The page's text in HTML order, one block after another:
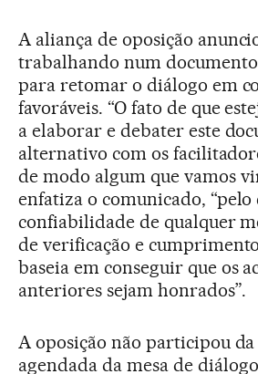
A aliança de oposição
trabalhando num
para retomar o diálogo em
favoráveis. “O fato de que
a elaborar e debater este
alternativo com os
de modo algum que vamos
enfatiza o comunicado,
confiabilidade de qualquer
de verificação e
baseia em conseguir que os
anteriores sejam honrados”.
A oposição não participou
agendada da mesa de